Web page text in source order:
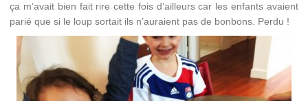
ça m’avait bien fait rire cette fois d’ailleurs car les enfants avaient
parié que si le loup sortait ils n’auraient pas de bonbons. Perdu !